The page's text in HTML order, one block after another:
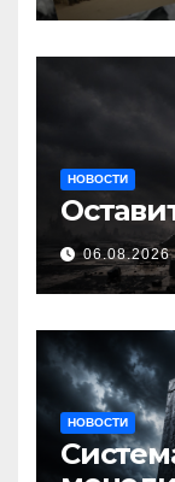
НОВОСТИ
06.08.2026
НОВОСТИ